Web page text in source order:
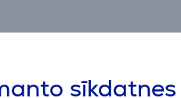
sīkdatnes